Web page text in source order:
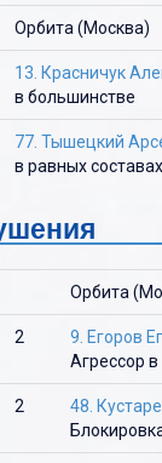
Орбита (Москва)
13. Красничук
в большинстве
77. Тышецкий
в равных составах
Орбита
2
9. Егоров
Агрессор
2
48.